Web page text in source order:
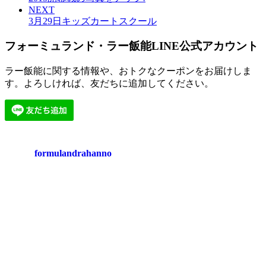
NEXT
3月29日キッズカートスクール
フォーミュランド・ラー飯能LINE公式アカウント
ラー飯能に関する情報や、おトクなクーポンをお届けしま
す。よろしければ、友だちに追加してください。
formulandrahanno